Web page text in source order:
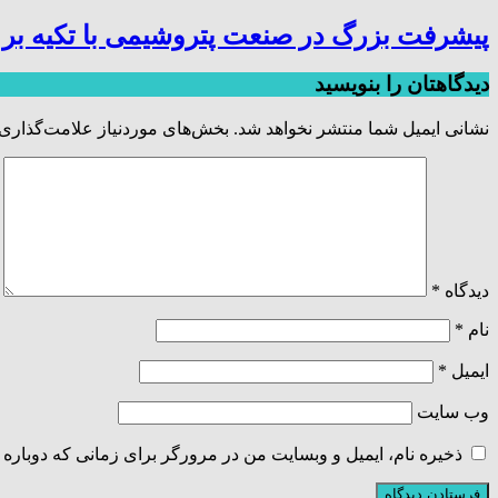
پیشرفت بزرگ در صنعت پتروشیمی با تکیه
دیدگاهتان را بنویسید
نشانی ایمیل شما منتشر نخواهد شد. بخش‌های موردنیاز
دیدگاه *
نام *
ایمیل *
وب‌ سایت
ذخیره نام، ایمیل و وبسایت من در مرورگر برای زمانی که